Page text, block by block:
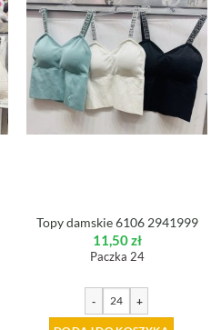
Topy damskie 6106 2941999
11,50zł
Paczka 24
- +